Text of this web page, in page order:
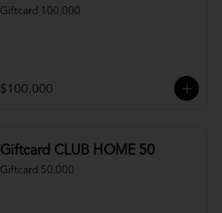
Giftcard 100.000
$100.000
Giftcard CLUB HOME 50
Giftcard 50.000